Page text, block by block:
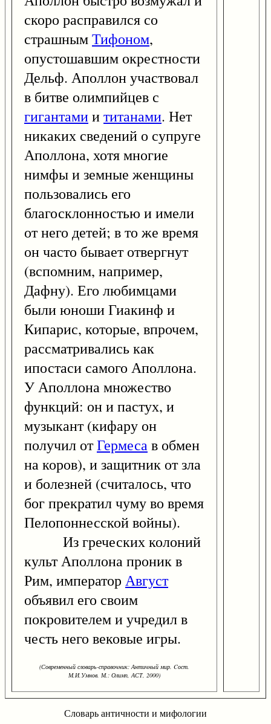
скоро расправился со
страшнымТифоном,
опустошавшим окрестности
Дельф. Аполлон участвовал
в битве олимпийцев с
гигантамиититанами. Нет
никаких сведений о супруге
Аполлона, хотя многие
нимфы и земные женщины
пользовались его
благосклонностью и имели
от него детей; в то же время
он часто бывает отвергнут
(вспомним, например,
Дафну). Его любимцами
были юноши Гиакинф и
Кипарис, которые, впрочем,
рассматривались как
ипостаси самого Аполлона.
У Аполлона множество
функций: он и пастух, и
музыкант (кифару он
получил отГермесав обмен
на коров), и защитник от зла
и болезней (считалось, что
бог прекратил чуму во время
Пелопоннесской войны).
Из греческих колоний
культ Аполлона проник в
Рим, император Август
объявил его своим
покровителем и учредил в
честь него вековые игры.
(Современный словарь-справочник: Античный мир. Cост.
М.И.Умнов. М.: Олимп, АСТ, 2000)
Словарь античности и мифологии